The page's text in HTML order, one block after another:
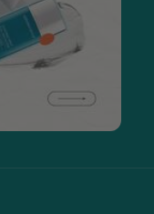
шкіри. Він
Натуральний
підходить для
треба, якщо ви
тож
для вмивання